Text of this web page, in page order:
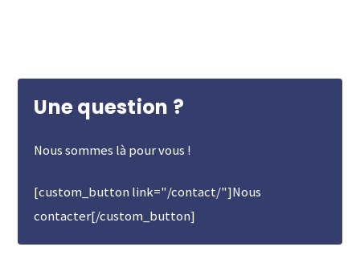
Une question ?
Nous sommes là pour vous !
[custom_button link="/contact/"]Nous
contacter[/custom_button]